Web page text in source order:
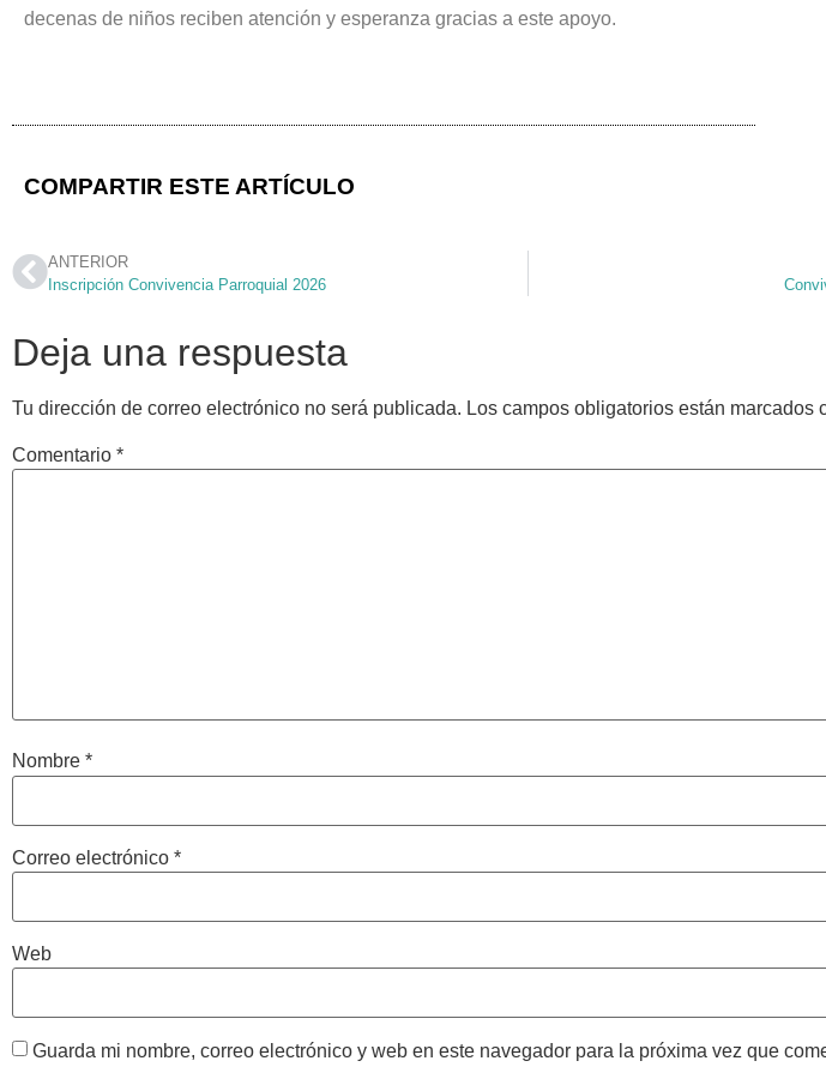
decenas de niños reciben atención y esperanza gracias a este apoyo.
COMPARTIR ESTE ARTÍCULO
ANTERIOR
Inscripción Convivencia Parroquial 2026
Deja una respuesta
Tu dirección de correo electrónico no será publicada. Los campos obligatorios están marcados
Comentario *
Nombre *
Correo electrónico *
Web
Guarda mi nombre, correo electrónico y web en este navegador para la próxima vez que